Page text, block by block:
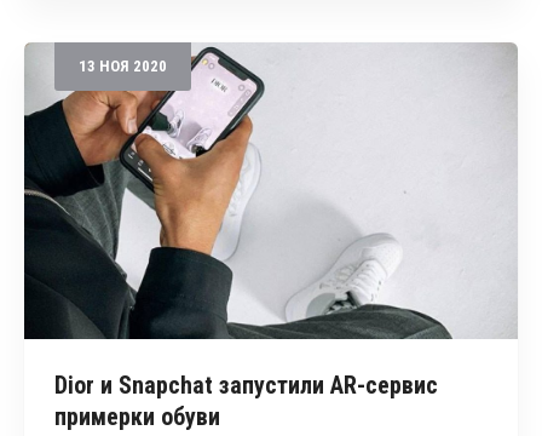
13 НОЯ 2020
Dior и Snapchat запустили AR-сервис
примерки обуви